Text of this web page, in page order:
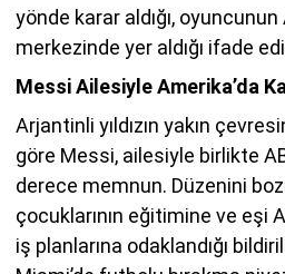
yönde karar aldığı,
merkezinde yer aldığı ifade
Messi Ailesiyle Amerika’da
Arjantinli yıldızın yakın
göre Messi, ailesiyle birlikte
derece memnun. Düzenini
çocuklarının eğitimine ve eşi
iş planlarına odaklandığı